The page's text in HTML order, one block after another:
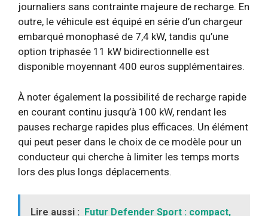
journaliers sans contrainte majeure de recharge. En
outre, le véhicule est équipé en série d’un chargeur
embarqué monophasé de 7,4 kW, tandis qu’une
option triphasée 11 kW bidirectionnelle est
disponible moyennant 400 euros supplémentaires.
À noter également la possibilité de recharge rapide
en courant continu jusqu’à 100 kW, rendant les
pauses recharge rapides plus efficaces. Un élément
qui peut peser dans le choix de ce modèle pour un
conducteur qui cherche à limiter les temps morts
lors des plus longs déplacements.
Lire aussi : Futur Defender Sport : compact,